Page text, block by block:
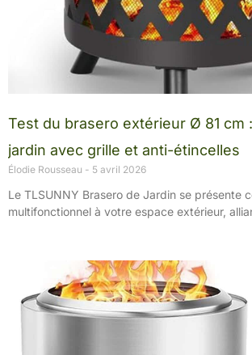
Test du brasero extérieur Ø 81 cm
jardin avec grille et anti-étincelles
Élodie Rousseau 5 avril 2026
Le TLSUNNY Brasero de Jardin se présente
multifonctionnel à votre espace extérieur,